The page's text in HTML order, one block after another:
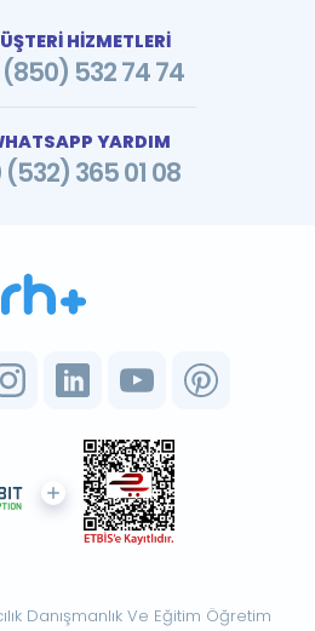
HİZMETLERİ
532 74 74
YARDIM
(532) 365 01 08
Danışmanlık Ve Eğitim Öğretim